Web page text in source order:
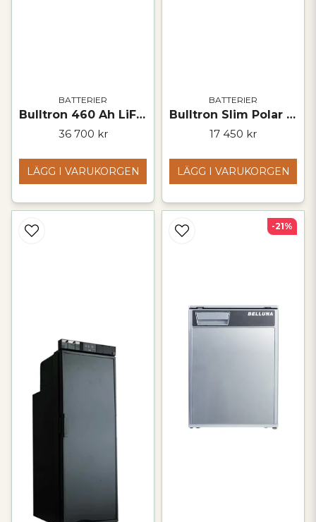
BATTERIER
Bulltron 460 Ah LiFePO₄ Polar-batteri – 12 V
36 700 kr
LÄGG I VARUKORGEN
BATTERIER
Bulltron Slim Polar 100 Ah LiFePO₄-batteri – 25,6 V
17 450 kr
LÄGG I VARUKORGEN
-21%